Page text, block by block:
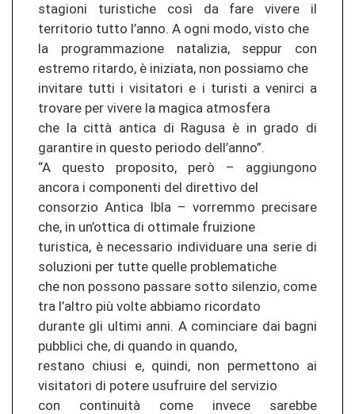
stagioni turistiche così da fare vivere il
territorio tutto l’anno. A ogni modo, visto che
la programmazione natalizia, seppur con
estremo ritardo, è iniziata, non possiamo che
invitare tutti i visitatori e i turisti a venirci a
trovare per vivere la magica atmosfera
che la città antica di Ragusa è in grado di
garantire in questo periodo dell’anno”.
“A questo proposito, però – aggiungono
ancora i componenti del direttivo del
consorzio Antica Ibla – vorremmo precisare
che, in un’ottica di ottimale fruizione
turistica, è necessario individuare una serie di
soluzioni per tutte quelle problematiche
che non possono passare sotto silenzio, come
tra l’altro più volte abbiamo ricordato
durante gli ultimi anni. A cominciare dai bagni
pubblici che, di quando in quando,
restano chiusi e, quindi, non permettono ai
visitatori di potere usufruire del servizio
con continuità come invece sarebbe